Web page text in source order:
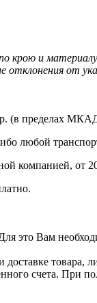
крою и
отклонения от
(в пределах
любой
компанией, от
это Вам
счета. При